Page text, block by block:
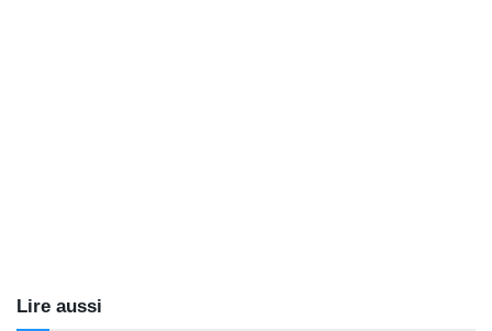
Lire aussi